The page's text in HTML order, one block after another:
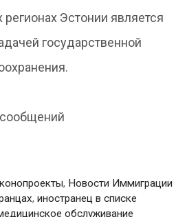
Эстонии является
государственной
, Новости Иммиграции
,иностранец в списке
обслуживание